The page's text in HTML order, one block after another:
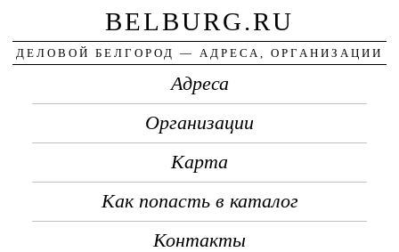
BELBURG.RU
ДЕЛОВОЙ БЕЛГОРОД — АДРЕСА, ОРГАНИЗАЦИИ
Адреса
Организации
Карта
Как попасть в каталог
Контакты